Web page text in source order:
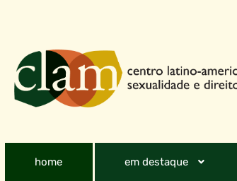
home em destaque